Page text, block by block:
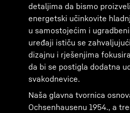
detaljima da bismo
energetski učinkovite
u samostojećim i
uređaji ističu se
dizajnu i rješenjima
da bi se postigla dodatna
svakodnevice.
Naša glavna tvornica
Ochsenhausenu 1954., a